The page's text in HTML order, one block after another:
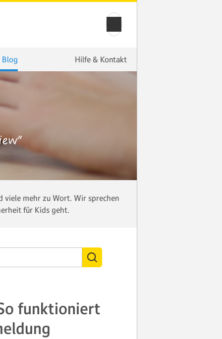
Blog Hilfe & Kontakt
viele mehr zu Wort. Wir sprechen
für Kids geht.
funktioniert